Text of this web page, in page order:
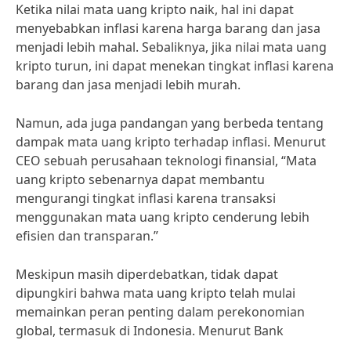
Ketika nilai mata uang kripto naik, hal ini dapat
menyebabkan inflasi karena harga barang dan jasa
menjadi lebih mahal. Sebaliknya, jika nilai mata uang
kripto turun, ini dapat menekan tingkat inflasi karena
barang dan jasa menjadi lebih murah.
Namun, ada juga pandangan yang berbeda tentang
dampak mata uang kripto terhadap inflasi. Menurut
CEO sebuah perusahaan teknologi finansial, “Mata
uang kripto sebenarnya dapat membantu
mengurangi tingkat inflasi karena transaksi
menggunakan mata uang kripto cenderung lebih
efisien dan transparan.”
Meskipun masih diperdebatkan, tidak dapat
dipungkiri bahwa mata uang kripto telah mulai
memainkan peran penting dalam perekonomian
global, termasuk di Indonesia. Menurut Bank